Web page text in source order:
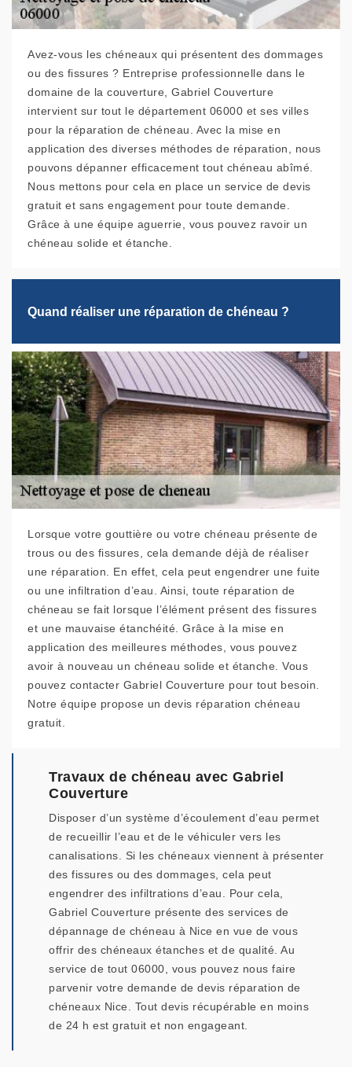
Avez-vous les chéneaux qui présentent des dommages
ou des fissures ? Entreprise professionnelle dans le
domaine de la couverture, Gabriel Couverture
intervient sur tout le département 06000 et ses villes
pour la réparation de chéneau. Avec la mise en
application des diverses méthodes de réparation, nous
pouvons dépanner efficacement tout chéneau abîmé.
Nous mettons pour cela en place un service de devis
gratuit et sans engagement pour toute demande.
Grâce à une équipe aguerrie, vous pouvez ravoir un
chéneau solide et étanche.
Quand réaliser une réparation de chéneau ?
Lorsque votre gouttière ou votre chéneau présente de
trous ou des fissures, cela demande déjà de réaliser
une réparation. En effet, cela peut engendrer une fuite
ou une infiltration d’eau. Ainsi, toute réparation de
chéneau se fait lorsque l’élément présent des fissures
et une mauvaise étanchéité. Grâce à la mise en
application des meilleures méthodes, vous pouvez
avoir à nouveau un chéneau solide et étanche. Vous
pouvez contacter Gabriel Couverture pour tout besoin.
Notre équipe propose un devis réparation chéneau
gratuit.
Travaux de chéneau avec Gabriel
Couverture
Disposer d’un système d’écoulement d’eau permet
de recueillir l’eau et de le véhiculer vers les
canalisations. Si les chéneaux viennent à présenter
des fissures ou des dommages, cela peut
engendrer des infiltrations d’eau. Pour cela,
Gabriel Couverture présente des services de
dépannage de chéneau à Nice en vue de vous
offrir des chéneaux étanches et de qualité. Au
service de tout 06000, vous pouvez nous faire
parvenir votre demande de devis réparation de
chéneaux Nice. Tout devis récupérable en moins
de 24 h est gratuit et non engageant.